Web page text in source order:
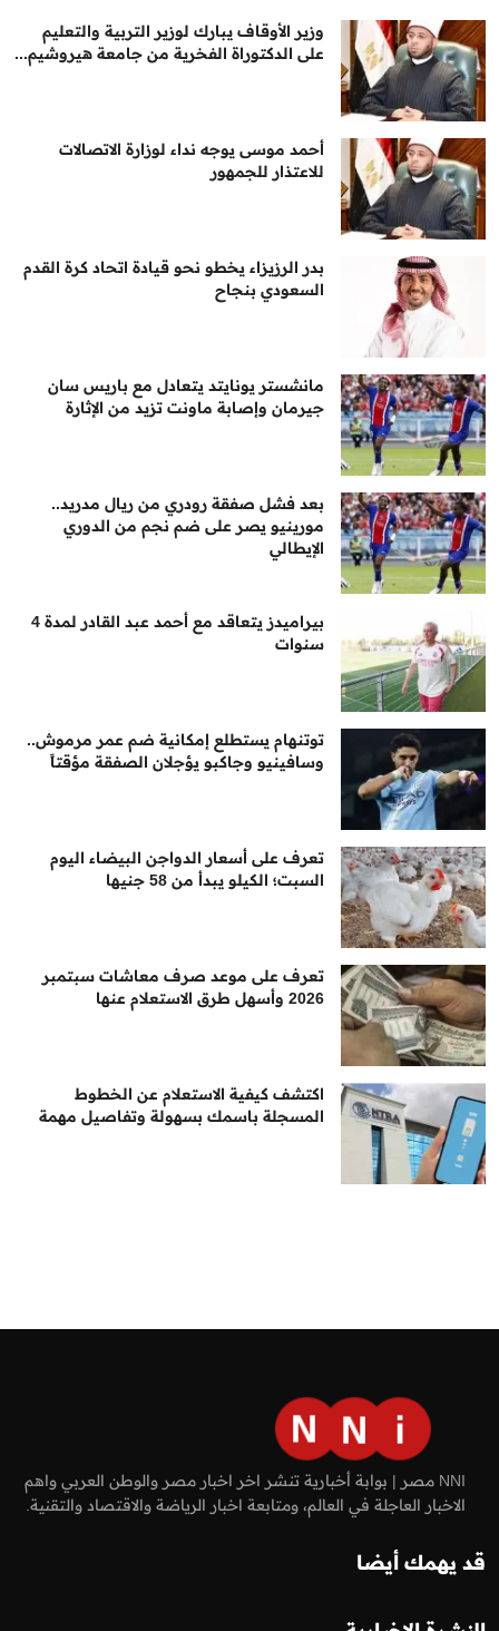
وزير الأوقاف يبارك لوزير التربية والتعليم
على الدكتوراة الفخرية من جامعة هيروشيم...
أحمد موسى يوجه نداء لوزارة الاتصالات
للاعتذار للجمهور
بدر الرزيزاء يخطو نحو قيادة اتحاد كرة القدم
السعودي بنجاح
مانشستر يونايتد يتعادل مع باريس سان
جيرمان وإصابة ماونت تزيد من الإثارة
بعد فشل صفقة رودري من ريال مدريد..
مورينيو يصر على ضم نجم من الدوري
الإيطالي
بيراميدز يتعاقد مع أحمد عبد القادر لمدة 4
سنوات
توتنهام يستطلع إمكانية ضم عمر مرموش..
وسافينيو وجاكبو يؤجلان الصفقة مؤقتاً
تعرف على أسعار الدواجن البيضاء اليوم
السبت؛ الكيلو يبدأ من 58 جنيها
تعرف على موعد صرف معاشات سبتمبر
2026 وأسهل طرق الاستعلام عنها
اكتشف كيفية الاستعلام عن الخطوط
المسجلة باسمك بسهولة وتفاصيل مهمة
NNI مصر | بوابة أخبارية تنشر اخر اخبار مصر والوطن العربي واهم
الاخبار العاجلة في العالم، ومتابعة اخبار الرياضة والاقتصاد والتقنية.
قد يهمك أيضا